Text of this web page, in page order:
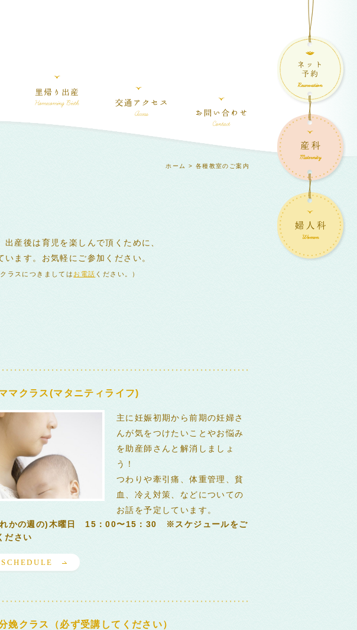
ホーム > 各種教室のご案内
産後は育児を楽しんで頂くために、
ます。お気軽にご参加ください。
ラスにつきましては お電話 ください。）
マクラス(マタニティライフ)
主に妊娠初期から前期の妊婦さ
んが気をつけたいことやお悩み
を助産師さんと解消しましょ
う！
つわりや牽引痛、体重管理、貧
血、冷え対策、などについての
お話を予定しています。
かの週の)木曜日 15：00〜15：30 ※スケジュールをご
ださい
SCHEDULE
娩クラス（必ず受講してください）